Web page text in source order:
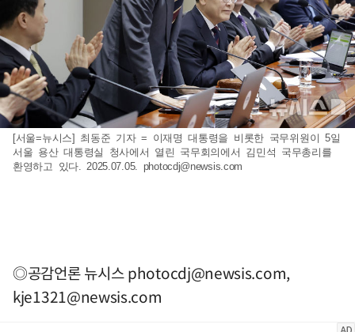
[서울=뉴시스] 최동준 기자 = 이재명 대통령을 비롯한 국무위원이 5일
서울 용산 대통령실 청사에서 열린 국무회의에서 김민석 국무총리를
환영하고 있다. 2025.07.05. photocdj@newsis.com
◎공감언론 뉴시스photocdj@newsis.com,
kje1321@newsis.com